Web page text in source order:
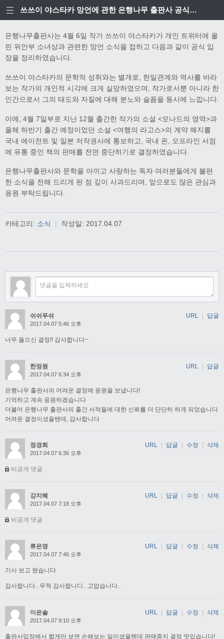
쓰쓰이 야스타카 망언에 관한 은행나무 출판사 공식입장
은행나무출판사는 4월 6일 작가 쓰쓰이 야스타카가 개인 트위터에 올
린 위안부 소녀상과 관련한 망언 소식을 접하고 다음과 같이 공식 입
장을 정리하였습니다.
쓰쓰이 야스타카의 문학적 성취와는 별개로, 한일관계와 역사를 바라
보는 작가의 개인적 시각에 크게 실망하였으며, 작가로서뿐 아니라 한
인간으로서 그의 태도와 자질에 대해 분노와 슬픔을 동시에 느낍니다.
이에, 4월 7일부로 지난 12월 출간한 작가의 소설 <모나드의 영역>과
올해 하반기 출간 예정이었던 소설 <여행의 라고스>의 계약 해지를
국내 에이전트 및 일본 저작권사에 통보하고, 국내 온, 오프라인 서점
에 유통 중인 책의 판매를 전면 중단하기로 결정하였습니다.
은행나무출판사와 문학을 아끼고 사랑하는 독자 여러분들에게 불편
한 소식을 전해 드리게 된 점 깊이 사과드리며, 앞으로도 많은 관심과
응원 부탁드립니다.
카테고리: 소식 | 작성일: 2017.04.07
쉬쉬푸쉬
2017.04.07 5:46 오후
너무 옳으신 결정!! 감사합니다~
URL | 답글
한정원
2017.04.07 6:34 오후
은행나무 출판사의 어려운 결정에 응원을 보냅니다!
기억하고 계속 응원하겠습니다
더불어 은행나무 출판사의 출간 서적들에 대한 신뢰를 더 단단히 하게 되었습니다
어려운 결정이셨을텐데, 감사합니다
URL | 답글
정경희
2017.04.07 6:36 오후
비공개 댓글
URL 답글 수정 삭제
강지혜
2017.04.07 7:18 오후
비공개 댓글
URL 답글 수정 삭제
류은영
2017.04.07 7:46 오후
기사 보고 왔습니다
감사합니다.. 무척 감사합니디.. 고맙습니다..
URL 답글 수정 삭제
이은솔
2017.04.07 9:10 오후
출판사입장에서 짧게만 보면 손해보는 일이셨을텐데 판매중지 결정 멋있습니다!
URL | 답글 | 수정 | 삭제